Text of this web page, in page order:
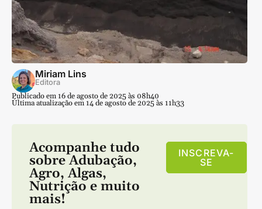
Miriam Lins
Editora
Publicado em 16 de agosto de 2025 às 08h40
Última atualização em 14 de agosto de 2025 às 11h33
Acompanhe tudo
sobre Adubação,
Agro, Algas,
Nutrição e muito
mais!
INSCREVA-
SE